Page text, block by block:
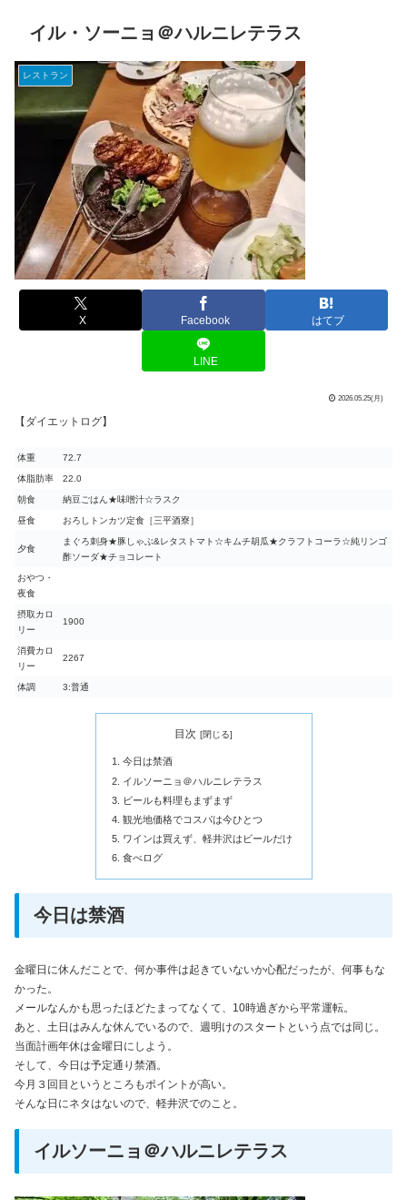
イル・ソーニョ＠ハルニレテラス
レストラン
X Facebook はてブ
LINE
2026.05.25(月)
【ダイエットログ】
体重 72.7
体脂肪率 22.0
朝食 納豆ごはん★味噌汁☆ラスク
昼食 おろしトンカツ定食［三平酒寮］
夕食
まぐろ刺身★豚しゃぶ&レタストマト☆キムチ胡瓜★クラフトコーラ☆純リンゴ
酢ソーダ★チョコレート
おやつ・
夜食
摂取カロ
リー
1900
消費カロ
リー
2267
体調 3:普通
目次
今日は禁酒
イルソーニョ＠ハルニレテラス
ビールも料理もまずまず
観光地価格でコスパは今ひとつ
ワインは買えず、軽井沢はビールだけ
食べログ
今日は禁酒
金曜日に休んだことで、何か事件は起きていないか心配だったが、何事もな
かった。
メールなんかも思ったほどたまってなくて、10時過ぎから平常運転。
あと、土日はみんな休んでいるので、週明けのスタートという点では同じ。
当面計画年休は金曜日にしよう。
そして、今日は予定通り禁酒。
今月３回目というところもポイントが高い。
そんな日にネタはないので、軽井沢でのこと。
イルソーニョ＠ハルニレテラス